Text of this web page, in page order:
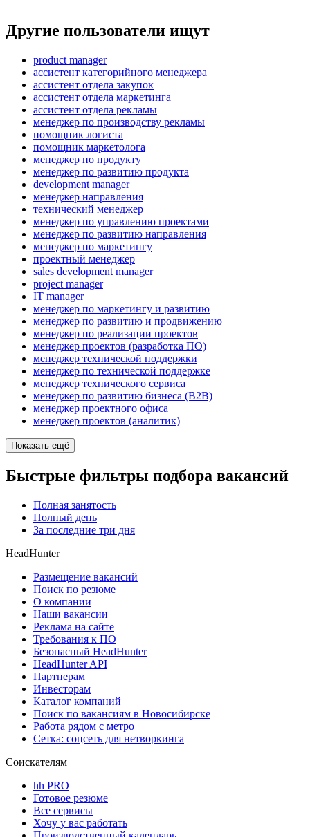
Другие пользователи ищут
product manager
ассистент категорийного менеджера
ассистент отдела закупок
ассистент отдела маркетинга
ассистент отдела рекламы
менеджер по производству рекламы
помощник логиста
помощник маркетолога
менеджер по продукту
менеджер по развитию продукта
development manager
менеджер направления
технический менеджер
менеджер по управлению проектами
менеджер по развитию направления
менеджер по маркетингу
проектный менеджер
sales development manager
project manager
IT manager
менеджер по маркетингу и развитию
менеджер по развитию и продвижению
менеджер по реализации проектов
менеджер проектов (разработка ПО)
менеджер технической поддержки
менеджер по технической поддержке
менеджер технического сервиса
менеджер по развитию бизнеса (B2B)
менеджер проектного офиса
менеджер проектов (аналитик)
Показать ещё
Быстрые фильтры подбора вакансий
Полная занятость
Полный день
За последние три дня
HeadHunter
Размещение вакансий
Поиск по резюме
О компании
Наши вакансии
Реклама на сайте
Требования к ПО
Безопасный HeadHunter
HeadHunter API
Партнерам
Инвесторам
Каталог компаний
Поиск по вакансиям в Новосибирске
Работа рядом с метро
Сетка: соцсеть для нетворкинга
Соискателям
hh PRO
Готовое резюме
Все сервисы
Хочу у вас работать